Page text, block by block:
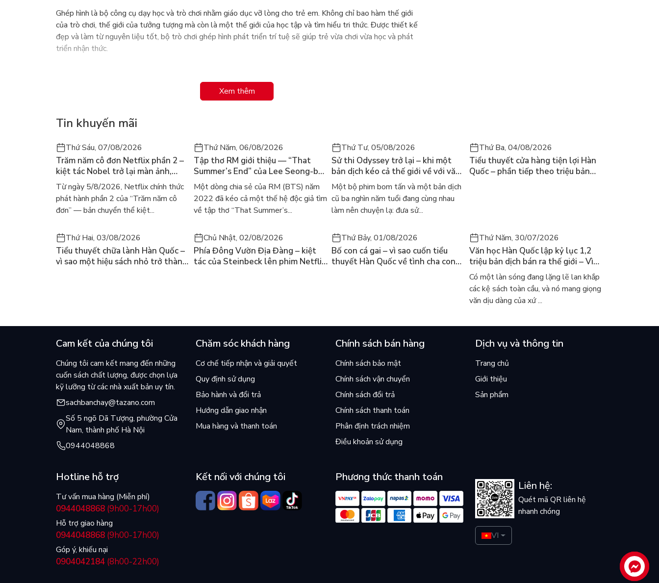
Ghép hình là bộ công cụ dạy học và trò chơi nhằm giáo dục vỡ lòng cho trẻ em. Không chỉ bao hàm thế giới
của trò chơi, thế giới của tưởng tượng mà còn là một thế giới của học tập và tìm hiểu tri thức. Được thiết kế
đẹp và làm từ nguyên liệu tốt, bộ trò chơi ghép hình phát triển trí tuệ sẽ giúp trẻ vừa chơi vừa học và phát
triển nhận thức.
Xem thêm
Tin khuyến mãi
Thứ Sáu, 07/08/2026
Trăm năm cô đơn Netflix phần 2 –
kiệt tác Nobel trở lại màn ảnh,
dòng người tìm đọc lại García
Márquez
Từ ngày 5/8/2026, Netflix chính thức
phát hành phần 2 của “Trăm năm cô
đơn” — bản chuyển thể kiệt...
Thứ Năm, 06/08/2026
Tập thơ RM giới thiệu — “That
Summer’s End” của Lee Seong-bok
ra mắt bản tiếng Anh sau 4 năm
gây sốt
Một dòng chia sẻ của RM (BTS) năm
2022 đã kéo cả một thế hệ độc giả tìm
về tập thơ “That Summer’s...
Thứ Tư, 05/08/2026
Sử thi Odyssey trở lại – khi một
bản dịch kéo cả thế giới về với văn
học kinh điển
Một bộ phim bom tấn và một bản dịch
cũ ba nghìn năm tuổi đang cùng nhau
làm nên chuyện lạ: đưa sử...
Thứ Ba, 04/08/2026
Tiểu thuyết cửa hàng tiện lợi Hàn
Quốc – phần tiếp theo triệu bản
Thứ Hai, 03/08/2026
Tiểu thuyết chữa lành Hàn Quốc –
vì sao một hiệu sách nhỏ trở thành
Chủ Nhật, 02/08/2026
Phía Đông Vườn Địa Đàng – kiệt
tác của Steinbeck lên phim Netflix
Thứ Bảy, 01/08/2026
Bố con cá gai – vì sao cuốn tiểu
thuyết Hàn Quốc về tình cha con
Thứ Năm, 30/07/2026
Văn học Hàn Quốc lập kỷ lục 1,2
triệu bản dịch bán ra thế giới – Vì
sao cả thế giới đang đọc sách Hàn?
Có một làn sóng đang lặng lẽ lan khắp
các kệ sách toàn cầu, và nó mang giọng
văn dịu dàng của xứ ...
Cam kết của chúng tôi
Chúng tôi cam kết mang đến những
cuốn sách chất lượng, được chọn lựa
kỹ lưỡng từ các nhà xuất bản uy tín.
sachbanchay@tazano.com
Số 5 ngõ Dã Tượng, phường Cửa
Nam, thành phố Hà Nội
0944048868
Chăm sóc khách hàng
Cơ chế tiếp nhận và giải quyết
Quy định sử dụng
Bảo hành và đổi trả
Hướng dẫn giao nhận
Mua hàng và thanh toán
Chính sách bán hàng
Chính sách bảo mật
Chính sách vận chuyển
Chính sách đổi trả
Chính sách thanh toán
Phân định trách nhiệm
Điều khoản sử dụng
Dịch vụ và thông tin
Trang chủ
Giới thiệu
Sản phẩm
Hotline hỗ trợ
Tư vấn mua hàng (Miễn phí)
0944048868 (9h00-17h00)
Hỗ trợ giao hàng
0944048868 (9h00-17h00)
Góp ý, khiếu nại
0904042184 (8h00-22h00)
Kết nối với chúng tôi Phương thức thanh toán
Liên hệ:
Quét mã QR liên hệ
nhanh chóng
VI
Liên hệ